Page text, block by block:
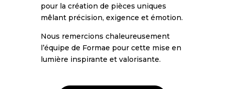
pour la création de pièces uniques
mêlant précision, exigence et émotion.
Nous remercions chaleureusement
l’équipe de Formae pour cette mise en
lumière inspirante et valorisante.